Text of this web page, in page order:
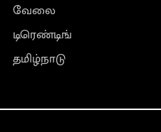
வேலை
டிரெண்டிங்
தமிழ்நாடு